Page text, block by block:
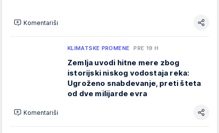
Komentariši
KLIMATSKE PROMENE PRE 19 H
Zemlja uvodi hitne mere zbog
istorijski niskog vodostaja reka:
Ugroženo snabdevanje, preti šteta
od dve milijarde evra
Komentariši